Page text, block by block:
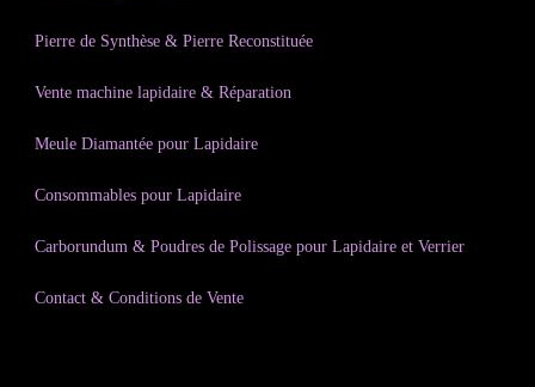
Pierre de Synthèse & Pierre Reconstituée
Vente machine lapidaire & Réparation
Meule Diamantée pour Lapidaire
Consommables pour Lapidaire
Carborundum & Poudres de Polissage pour Lapidaire et Verrier
Contact & Conditions de Vente